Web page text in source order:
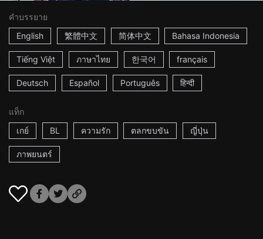
คำบรรยาย
English
繁體中文 简体中文 Bahasa Indonesia
Tiếng Việt ภาษาไทย 한국어 français
Deutsch Español Português हिन्दी
แท็ก
เกย์
BL ความรัก ตลกขบขัน ญี่ปุ่น
ภาพยนตร์